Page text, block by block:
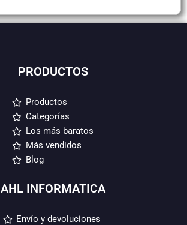
PRODUCTOS
Productos
Categorías
Los más baratos
Más vendidos
Blog
AHL INFORMATICA
Envío y devoluciones